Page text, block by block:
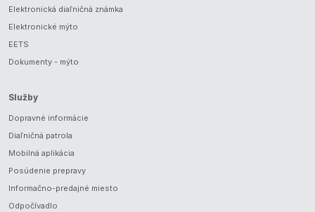
Elektronická diaľničná známka
Elektronické mýto
EETS
Dokumenty - mýto
Služby
Dopravné informácie
Diaľničná patrola
Mobilná aplikácia
Posúdenie prepravy
Informačno-predajné miesto
Odpočívadlo